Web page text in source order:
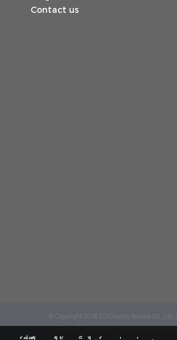
Contact us
© Copyright 2018 TCP Supply Service Co., Ltd.